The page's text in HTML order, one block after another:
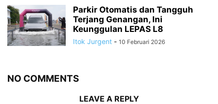
Parkir Otomatis dan Tangguh
Terjang Genangan, Ini
Keunggulan LEPAS L8
Itok Jurgent - 10 Februari 2026
NO COMMENTS
LEAVE A REPLY